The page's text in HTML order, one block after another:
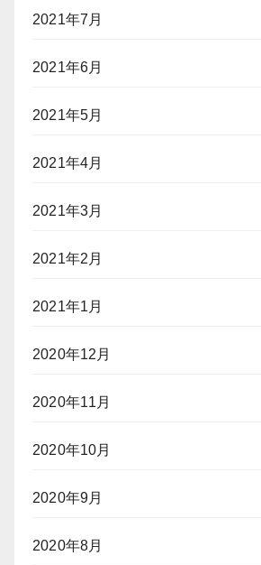
2021年7月
2021年6月
2021年5月
2021年4月
2021年3月
2021年2月
2021年1月
2020年12月
2020年11月
2020年10月
2020年9月
2020年8月